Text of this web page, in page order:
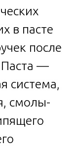
в пасте
после
Паста —
система,
смолы-